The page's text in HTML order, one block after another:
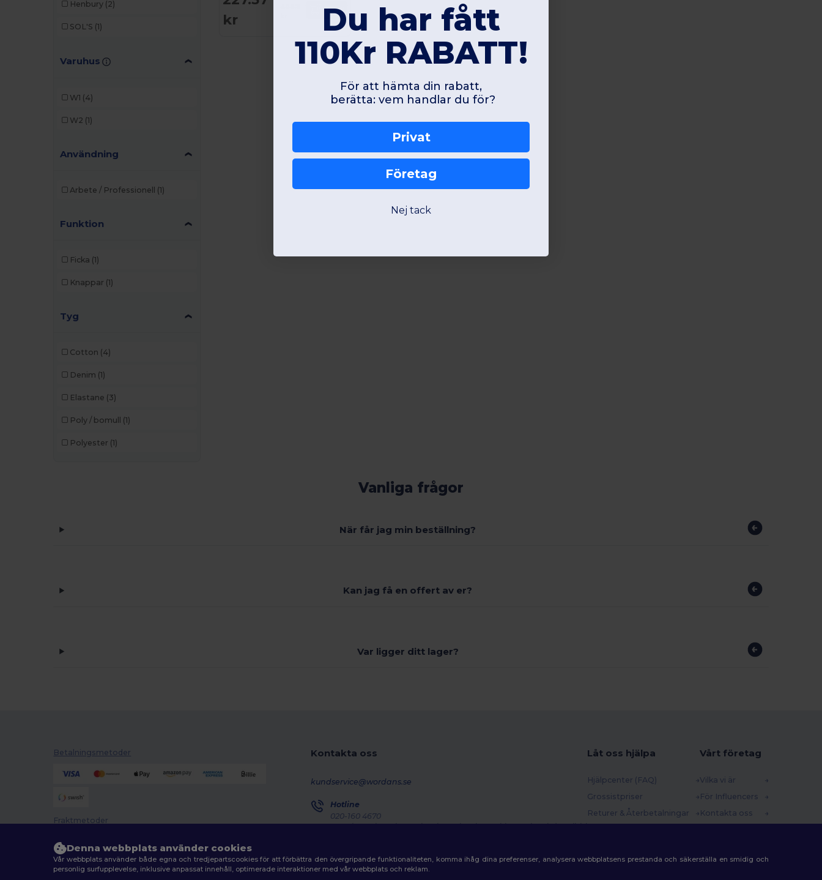
Henbury (2)
SOL'S (1)
Varuhus
W1 (4)
W2 (1)
Användning
Arbete / Professionell (1)
Funktion
Ficka (1)
Knappar (1)
Tyg
Cotton (4)
Denim (1)
Elastane (3)
Poly / bomull (1)
Polyester (1)
kr
Beställ
Vanliga frågor
När får jag min beställning?
Kan jag få en offert av er?
Var ligger ditt lager?
Betalningsmetoder
Fraktmetoder
Kontakta oss
kundservice@wordans.se
Hotline
020-160 4670
Monday - Thursday : 10h-13h & 14h-17h30 Friday : 10h-14h (english)
Låt oss hjälpa
Hjälpcenter (FAQ)
Grossistpriser
Returer & Återbetalningar
Rabattkoder
Vårt företag
Vilka vi är
För Influencers
Kontakta oss
Denna webbplats använder cookies
Vår webbplats använder både egna och tredjepartscookies för att förbättra den övergripande funktionaliteten, komma ihåg dina preferenser, analysera webbplatsens prestanda och säkerställa en smidig och
personlig surfupplevelse, inklusive anpassat innehåll, optimerade interaktioner med vår webbplats och reklam.
Du har fått
110Kr RABATT!
För att hämta din rabatt,
berätta: vem handlar du för?
Privat
Företag
Nej tack